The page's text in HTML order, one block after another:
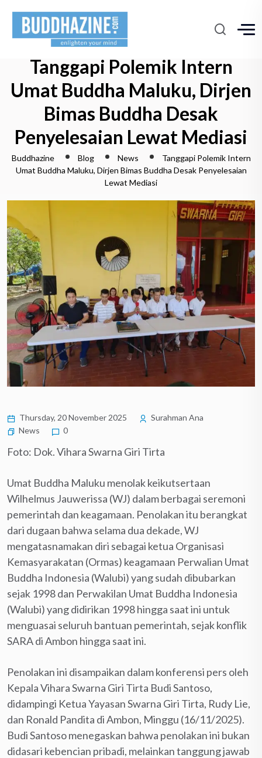
Tanggapi Polemik Intern
Umat Buddha Maluku, Dirjen
Bimas Buddha Desak
Penyelesaian Lewat Mediasi
Buddhazine Blog News
Tanggapi Polemik Intern
Umat Buddha Maluku, Dirjen Bimas Buddha Desak Penyelesaian
Lewat Mediasi
Thursday, 20 November 2025
Surahman Ana
News
0
Foto: Dok. Vihara Swarna Giri Tirta
Umat Buddha Maluku menolak keikutsertaan
Wilhelmus Jauwerissa (WJ) dalam berbagai seremoni
pemerintah dan keagamaan. Penolakan itu berangkat
dari dugaan bahwa selama dua dekade, WJ
mengatasnamakan diri sebagai ketua Organisasi
Kemasyarakatan (Ormas) keagamaan Perwalian Umat
Buddha Indonesia (Walubi) yang sudah dibubarkan
sejak 1998 dan Perwakilan Umat Buddha Indonesia
(Walubi) yang didirikan 1998 hingga saat ini untuk
menguasai seluruh bantuan pemerintah, sejak konflik
SARA di Ambon hingga saat ini.
Penolakan ini disampaikan dalam konferensi pers oleh
Kepala Vihara Swarna Giri Tirta Budi Santoso,
didampingi Ketua Yayasan Swarna Giri Tirta, Rudy Lie,
dan Ronald Pandita di Ambon, Minggu (16/11/2025).
Budi Santoso menegaskan bahwa penolakan ini bukan
didasari kebencian pribadi, melainkan tanggung jawab